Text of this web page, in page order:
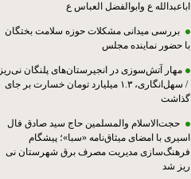
اباعبدالله ع وابوالفضل العباس ع
بررسی میدانی مشکلات حوزه سلامت بختگان
با حضور نماینده مجلس
مهار آتش‌سوزی در انجیرستان‌های پلنگان نی‌ریز
/ سهل‌انگاری، ۱.۳ میلیارد تومان خسارت بر جای
گذاشت
حجت‌الاسلام والمسلمین حاج سید صادق فال
اسیری با امضای میثاق‌نامه «سبا»؛ پیشگام
فرهنگ‌سازی مدیریت مصرف برق شهرستان نی
ریز شد